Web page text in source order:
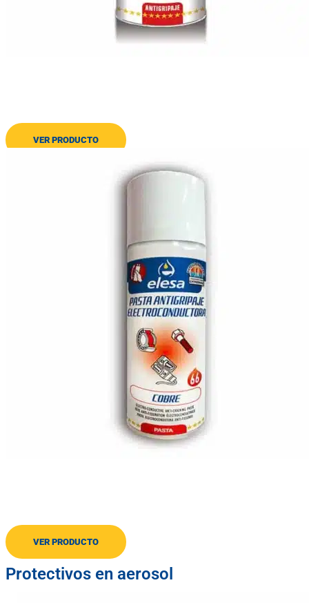
Pasta cerámica atóxica
VER PRODUCTO
Antigripaje y electroconductora de cobre
VER PRODUCTO
Protectivos en aerosol